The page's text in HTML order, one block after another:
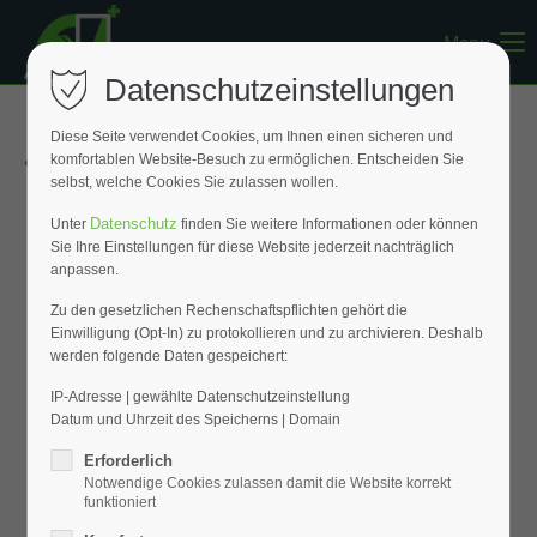
Register
Support
Lorem ipsum dolor sit amet:
24h/ 365days
Mon - Fri 8:00am - 5:00pm(GMT +1)
Get in touch
Cybersteel Inc.
Menu
« Zurück zur Übersicht
Datenschutzeinstellungen
Diese Seite verwendet Cookies, um Ihnen einen sicheren und
komfortablen Website-Besuch zu ermöglichen. Entscheiden Sie
selbst, welche Cookies Sie zulassen wollen.
Unter Datenschutz finden Sie weitere Informationen oder können
Sie Ihre Einstellungen für diese Website jederzeit nachträglich
anpassen.
Zu den gesetzlichen Rechenschaftspflichten gehört die
Einwilligung (Opt-In) zu protokollieren und zu archivieren. Deshalb
werden folgende Daten gespeichert:
IP-Adresse | gewählte Datenschutzeinstellung
Datum und Uhrzeit des Speicherns | Domain
Erforderlich
Notwendige Cookies zulassen damit die Website korrekt
funktioniert